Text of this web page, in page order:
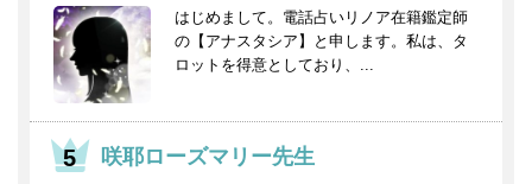
はじめまして。電話占いリノア在籍鑑定師
の【アナスタシア】と申します。私は、タ
ロットを得意としており、...
咲耶ローズマリー先生